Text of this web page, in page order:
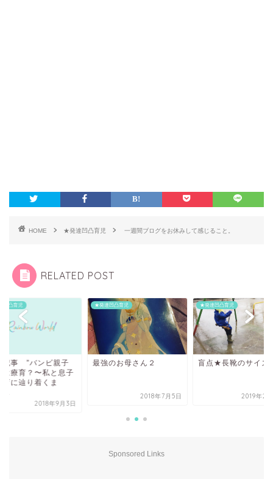
HOME ★発達凹凸育児 一週間ブログをお休みして感じること。
RELATED POST
凹凸育児
記事 ”バンビ親子
は療育？〜私と息子
育に辿り着くま
2018年9月3日
★発達凹凸育児
最強のお母さん２
2018年7月5日
★発達凹凸育児
盲点★長靴のサイズ
2019年2
Sponsored Links